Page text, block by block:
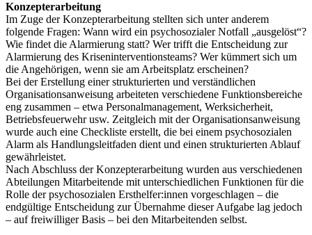
Konzepterarbeitung
Im Zuge der Konzepterarbeitung stellten sich unter anderem
folgende Fragen: Wann wird ein psychosozialer Notfall „ausgelöst“?
Wie findet die Alarmierung statt? Wer trifft die Entscheidung zur
Alarmierung des Kriseninterventionsteams? Wer kümmert sich um
die Angehörigen, wenn sie am Arbeitsplatz erscheinen?
Bei der Erstellung einer strukturierten und verständlichen
Organisationsanweisung arbeiteten verschiedene Funktionsbereiche
eng zusammen – etwa Personalmanagement, Werksicherheit,
Betriebsfeuerwehr usw. Zeitgleich mit der Organisationsanweisung
wurde auch eine Checkliste erstellt, die bei einem psychosozialen
Alarm als Handlungsleitfaden dient und einen strukturierten Ablauf
gewährleistet.
Nach Abschluss der Konzepterarbeitung wurden aus verschiedenen
Abteilungen Mitarbeitende mit unterschiedlichen Funktionen für die
Rolle der psychosozialen Ersthelfer:innen vorgeschlagen – die
endgültige Entscheidung zur Übernahme dieser Aufgabe lag jedoch
– auf freiwilliger Basis – bei den Mitarbeitenden selbst.